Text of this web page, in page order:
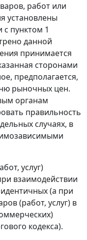
работ или
установлены
с пунктом 1
данной
принимается
сторонами
предполагается,
рыночных цен.
органам
правильность
случаях, в
услуг)
взаимодействии
(а при
(работ, услуг) в
кодекса).